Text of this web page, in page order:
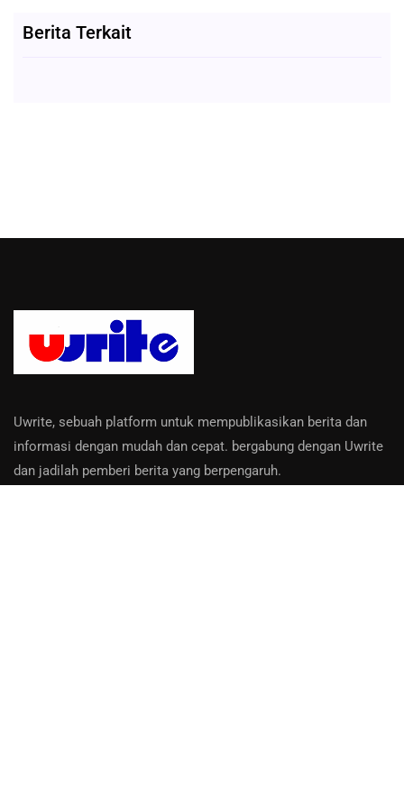
Berita Terkait
Uwrite, sebuah platform untuk mempublikasikan berita dan
informasi dengan mudah dan cepat. bergabung dengan Uwrite
dan jadilah pemberi berita yang berpengaruh.